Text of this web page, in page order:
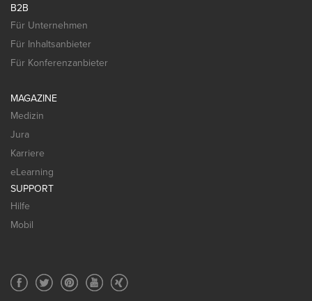
B2B
Für Unternehmen
Für Inhaltsanbieter
Für Konferenzanbieter
MAGAZINE
Medizin
Jura
Karriere
eLearning
SUPPORT
Hilfe
Mobil